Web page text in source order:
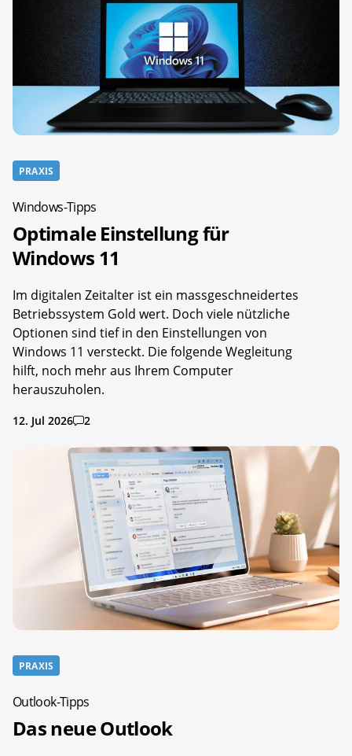
PRAXIS
Windows-Tipps
Optimale Einstellung für
Windows 11
Im digitalen Zeitalter ist ein massgeschneidertes
Betriebssystem Gold wert. Doch viele nützliche
Optionen sind tief in den Einstellungen von
Windows 11 versteckt. Die folgende Wegleitung
hilft, noch mehr aus Ihrem Computer
herauszuholen.
12. Jul 2026 2
PRAXIS
Outlook-Tipps
Das neue Outlook